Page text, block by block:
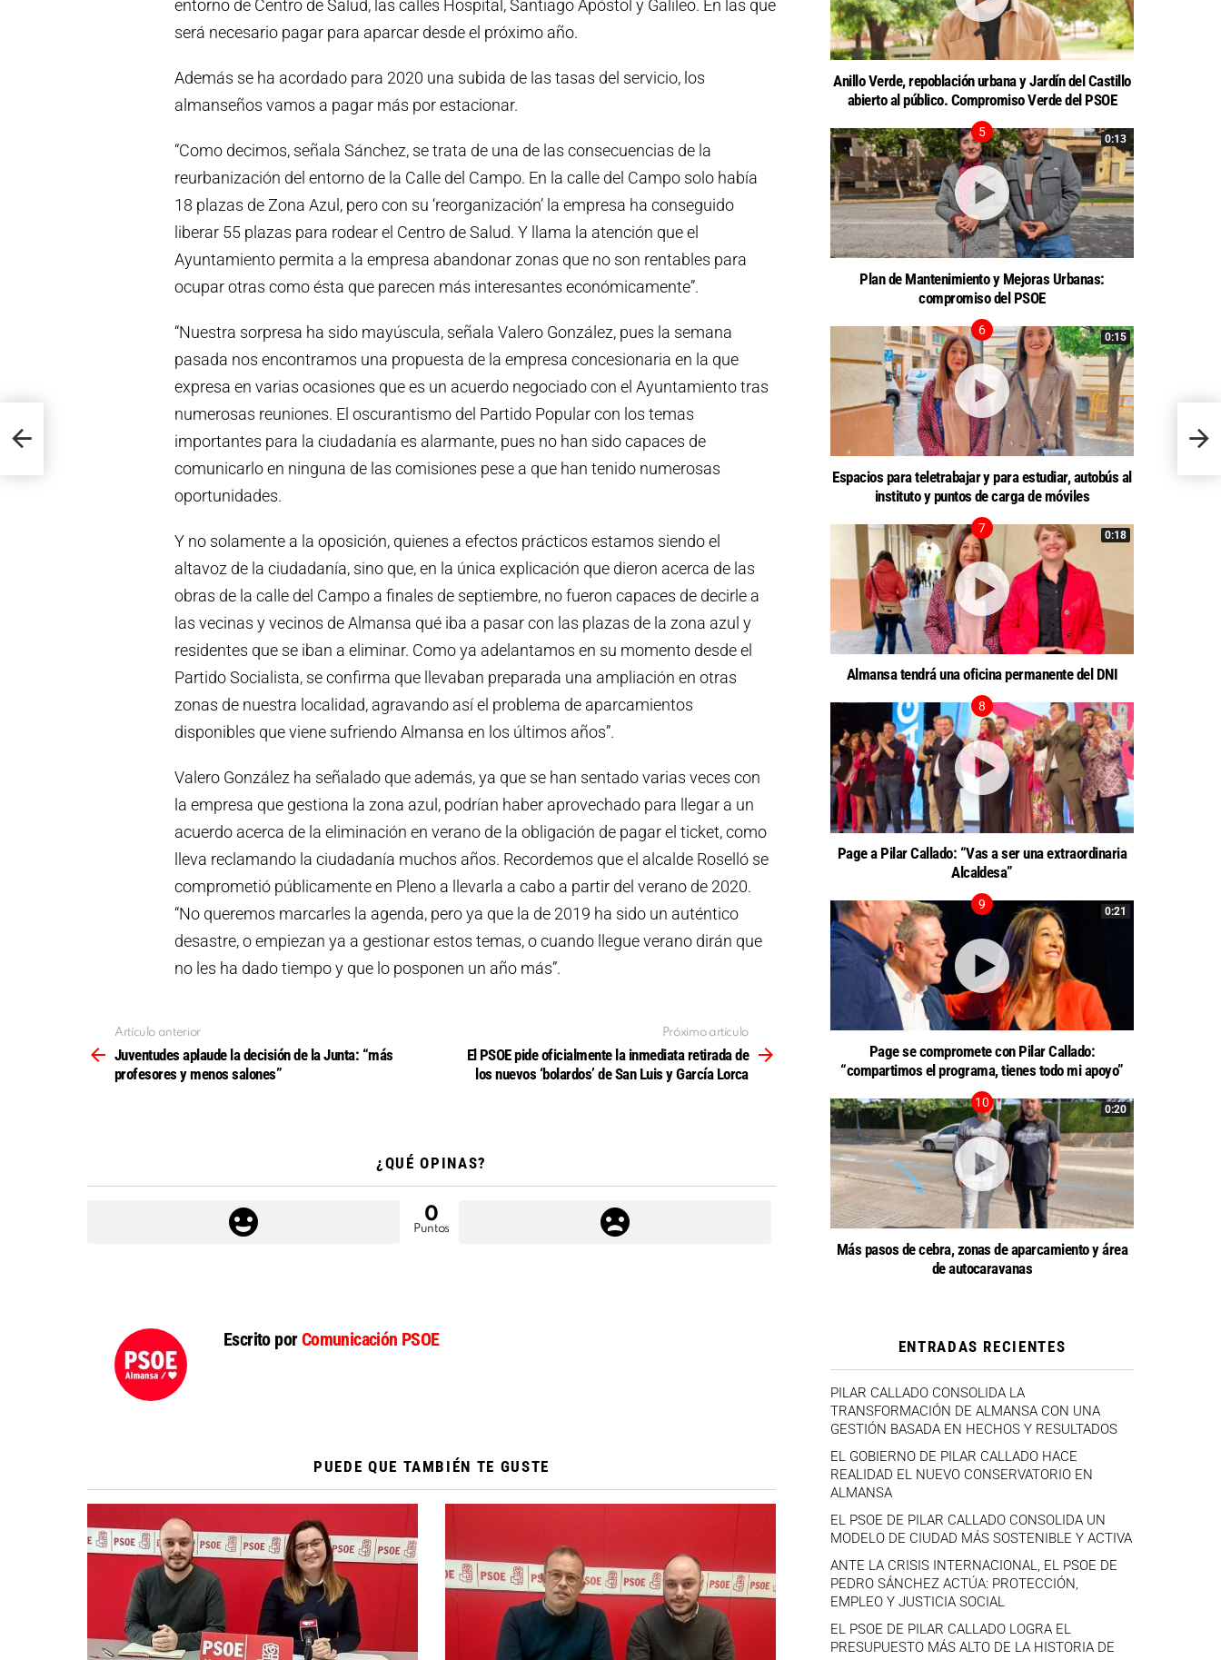
entorno de Centro de Salud, las calles Hospital, Santiago Apóstol y Galileo. En las que
será necesario pagar para aparcar desde el próximo año.
Además se ha acordado para 2020 una subida de las tasas del servicio, los
almanseños vamos a pagar más por estacionar.
“Como decimos, señala Sánchez, se trata de una de las consecuencias de la
reurbanización del entorno de la Calle del Campo. En la calle del Campo solo había
18 plazas de Zona Azul, pero con su ‘reorganización’ la empresa ha conseguido
liberar 55 plazas para rodear el Centro de Salud. Y llama la atención que el
Ayuntamiento permita a la empresa abandonar zonas que no son rentables para
ocupar otras como ésta que parecen más interesantes económicamente”.
“Nuestra sorpresa ha sido mayúscula, señala Valero González, pues la semana
pasada nos encontramos una propuesta de la empresa concesionaria en la que
expresa en varias ocasiones que es un acuerdo negociado con el Ayuntamiento tras
numerosas reuniones. El oscurantismo del Partido Popular con los temas
importantes para la ciudadanía es alarmante, pues no han sido capaces de
comunicarlo en ninguna de las comisiones pese a que han tenido numerosas
oportunidades.
Y no solamente a la oposición, quienes a efectos prácticos estamos siendo el
altavoz de la ciudadanía, sino que, en la única explicación que dieron acerca de las
obras de la calle del Campo a finales de septiembre, no fueron capaces de decirle a
las vecinas y vecinos de Almansa qué iba a pasar con las plazas de la zona azul y
residentes que se iban a eliminar. Como ya adelantamos en su momento desde el
Partido Socialista, se confirma que llevaban preparada una ampliación en otras
zonas de nuestra localidad, agravando así el problema de aparcamientos
disponibles que viene sufriendo Almansa en los últimos años”.
Valero González ha señalado que además, ya que se han sentado varias veces con
la empresa que gestiona la zona azul, podrían haber aprovechado para llegar a un
acuerdo acerca de la eliminación en verano de la obligación de pagar el ticket, como
lleva reclamando la ciudadanía muchos años. Recordemos que el alcalde Roselló se
comprometió públicamente en Pleno a llevarla a cabo a partir del verano de 2020.
“No queremos marcarles la agenda, pero ya que la de 2019 ha sido un auténtico
desastre, o empiezan ya a gestionar estos temas, o cuando llegue verano dirán que
no les ha dado tiempo y que lo posponen un año más”.
más
Artículo anterior
Juventudes aplaude la decisión de la Junta: “más
profesores y menos salones”
Próximo artículo
El PSOE pide oficialmente la inmediata retirada de
los nuevos ‘bolardos’ de San Luis y García Lorca
¿QUÉ OPINAS?
0
Puntos
Escrito porComunicación PSOE
PUEDE QUE TAMBIÉN TE GUSTE
El
los
Anillo Verde, repoblación urbana y Jardín del Castillo
abierto al público. Compromiso Verde del PSOE
0:13
Plan de Mantenimiento y Mejoras Urbanas:
compromiso del PSOE
0:15
Espacios para teletrabajar y para estudiar, autobús al
instituto y puntos de carga de móviles
0:18
Almansa tendrá una oficina permanente del DNI
Page a Pilar Callado: “Vas a ser una extraordinaria
Alcaldesa”
0:21
Page se compromete con Pilar Callado:
“compartimos el programa, tienes todo mi apoyo”
0:20
Más pasos de cebra, zonas de aparcamiento y área
de autocaravanas
ENTRADAS RECIENTES
PILAR CALLADO CONSOLIDA LA
TRANSFORMACIÓN DE ALMANSA CON UNA
GESTIÓN BASADA EN HECHOS Y RESULTADOS
EL GOBIERNO DE PILAR CALLADO HACE
REALIDAD EL NUEVO CONSERVATORIO EN
ALMANSA
EL PSOE DE PILAR CALLADO CONSOLIDA UN
MODELO DE CIUDAD MÁS SOSTENIBLE Y ACTIVA
ANTE LA CRISIS INTERNACIONAL, EL PSOE DE
PEDRO SÁNCHEZ ACTÚA: PROTECCIÓN,
EMPLEO Y JUSTICIA SOCIAL
EL PSOE DE PILAR CALLADO LOGRA EL
PRESUPUESTO MÁS ALTO DE LA HISTORIA DE